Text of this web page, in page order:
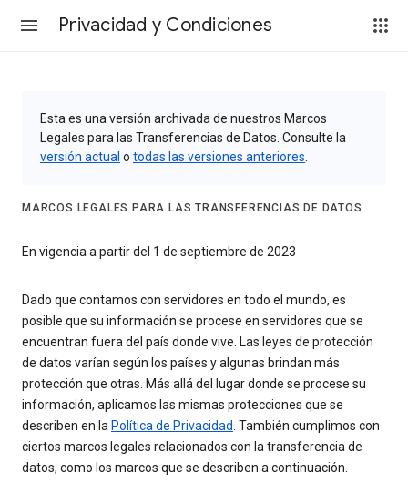
Privacidad y Condiciones
Esta es una versión archivada de nuestros Marcos
Legales para las Transferencias de Datos. Consulte la
versión actual o todas las versiones anteriores
MARCOS LEGALES PARA LAS TRANSFERENCIAS DE DATOS
En vigencia a partir del 1 de septiembre de 2023
Dado que contamos con servidores en todo el mundo, es
posible que su información se procese en servidores que se
encuentran fuera del país donde vive. Las leyes de protección
de datos varían según los países y algunas brindan más
protección que otras. Más allá del lugar donde se procese su
información, aplicamos las mismas protecciones que se
describen en la Política de Privacidad. También cumplimos con
ciertos marcos legales relacionados con la transferencia de
datos, como los marcos que se describen a continuación.